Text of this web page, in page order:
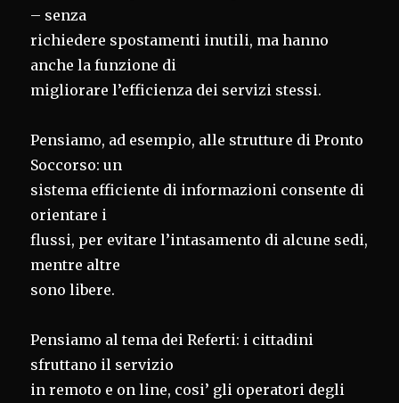
– senza
richiedere spostamenti inutili, ma hanno
anche la funzione di
migliorare l’efficienza dei servizi stessi.
Pensiamo, ad esempio, alle strutture di Pronto
Soccorso: un
sistema efficiente di informazioni consente di
orientare i
flussi, per evitare l’intasamento di alcune sedi,
mentre altre
sono libere.
Pensiamo al tema dei Referti: i cittadini
sfruttano il servizio
in remoto e on line, cosi’ gli operatori degli